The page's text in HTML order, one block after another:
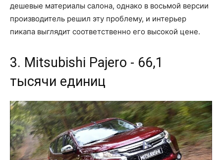
дешевые материалы салона, однако в восьмой версии
производитель решил эту проблему, и интерьер
пикапа выглядит соответственно его высокой цене.
3. Mitsubishi Pajero - 66,1
тысячи единиц